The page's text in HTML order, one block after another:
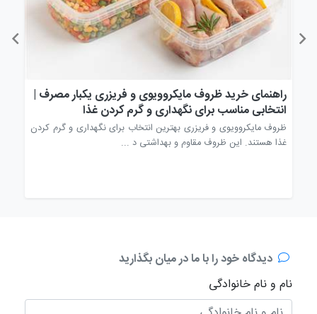
راهنمای خرید ظروف مایکروویوی و فریزری یکبار مصرف |
انتخابی مناسب برای نگهداری و گرم کردن غذا
ظروف مایکروویوی و فریزری بهترین انتخاب برای نگهداری و گرم کردن
غذا هستند. این ظروف مقاوم و بهداشتی د ...
دیدگاه خود را با ما در میان بگذارید
نام و نام خانوادگی